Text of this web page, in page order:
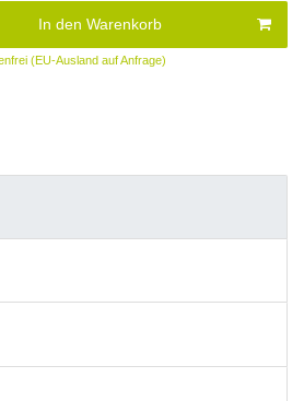
In den Warenkorb
(EU-Ausland auf Anfrage)